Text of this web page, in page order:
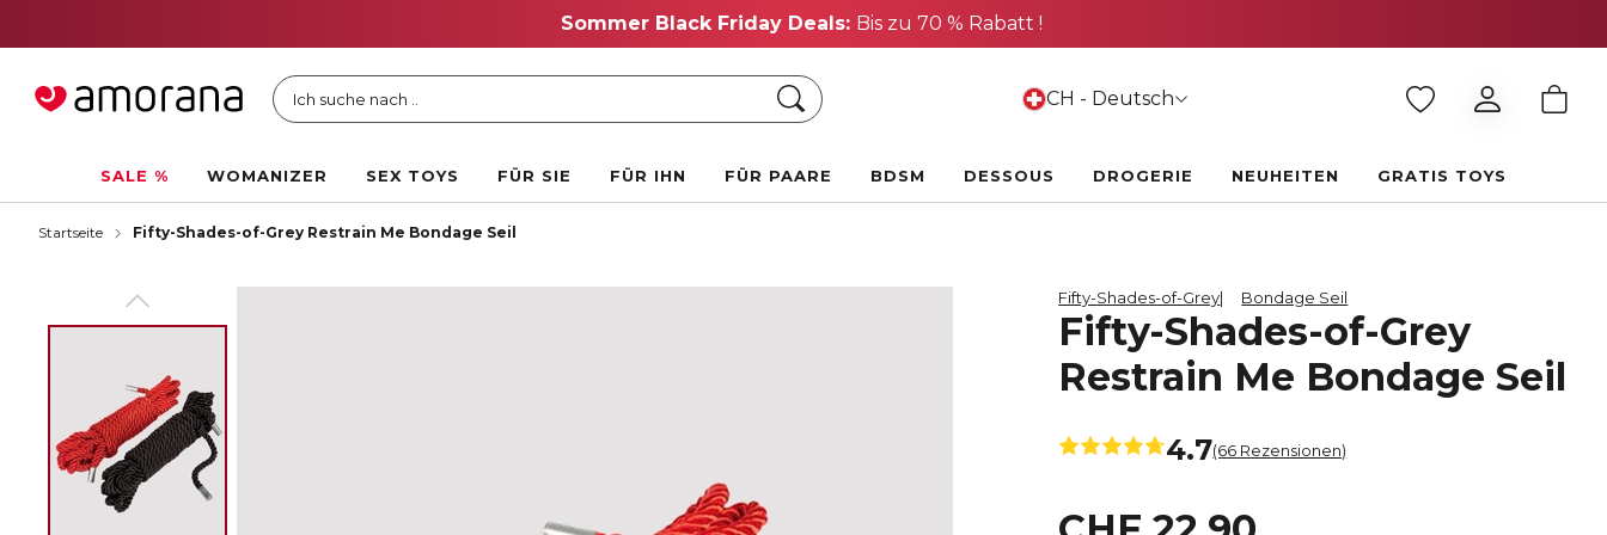
Sommer Black Friday Deals: Bis zu 70 % Rabatt !
Ich suche nach .. Suche CH - Deutsch
SALE % WOMANIZER SEX TOYS FÜR SIE FÜR IHN FÜR PAARE BDSM DESSOUS DROGERIE NEUHEITEN GRATIS TOYS
Startseite Fifty-Shades-of-Grey Restrain Me Bondage Seil
Fifty-Shades-of-Grey Bondage Seil
Fifty-Shades-of-Grey
Restrain Me Bondage Seil
4.7(66 Rezensionen)